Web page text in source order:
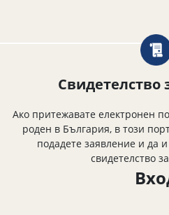
Свидетелство
Ако притежавате електронен
роден в България, в този
подадете заявление и да
свидетелство